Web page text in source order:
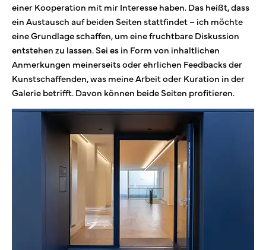
einer Kooperation mit mir Interesse haben. Das heißt, dass
ein Austausch auf beiden Seiten stattfindet – ich möchte
eine Grundlage schaffen, um eine fruchtbare Diskussion
entstehen zu lassen. Sei es in Form von inhaltlichen
Anmerkungen meinerseits oder ehrlichen Feedbacks der
Kunstschaffenden, was meine Arbeit oder Kuration in der
Galerie betrifft. Davon können beide Seiten profitieren.